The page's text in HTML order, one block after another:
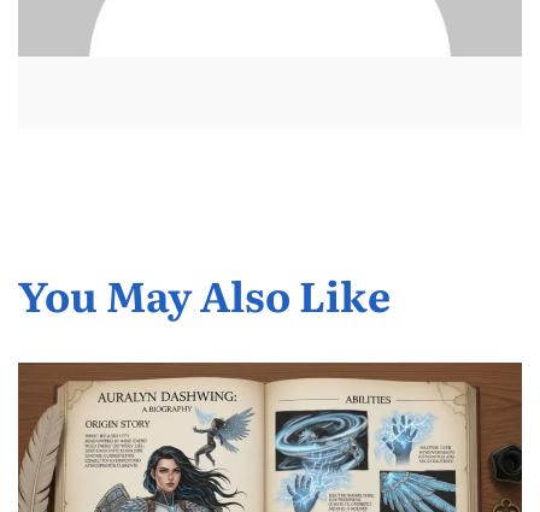
You May Also Like